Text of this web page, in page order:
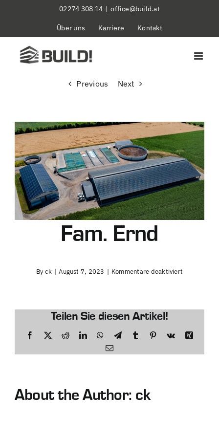
Skip
content
02274 308 14 office@build.at
Über uns Karriere Kontakt
Previous Next
View
Larger
Image
Fam. Ernd
Byck | August 7, 2023 | Kommentare deaktiviert
Teilen Sie diesen Artikel!
Facebook
TwitterRedditLinkedInWhatsApp
TelegramTumblr Pinterest
Vk
Xing
Email
About the Author: ck